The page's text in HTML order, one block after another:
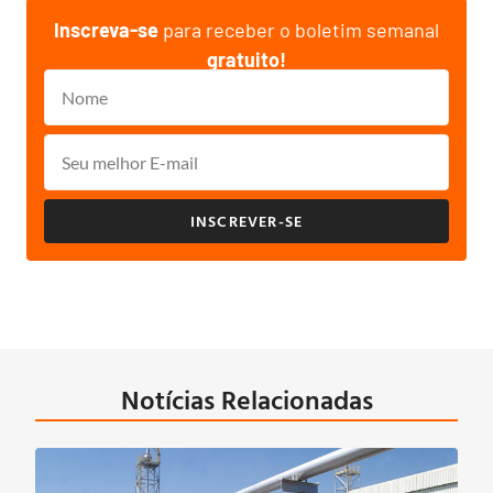
Inscreva-se para receber o boletim semanal
gratuito!
INSCREVER-SE
Notícias Relacionadas